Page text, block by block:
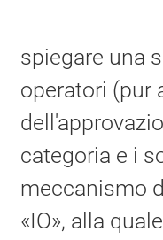
spiegare una
operatori (pur
categoria e i
meccanismo
«IO», alla